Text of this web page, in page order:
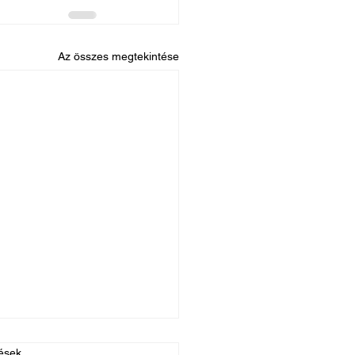
Az összes megtekintése